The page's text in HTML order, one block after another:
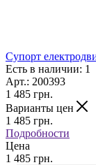
Супорт
Есть в наличии: 1
Арт.: 200393
1 485 грн.
Варианты цен
1 485 грн.
Подробности
Цена
1 485 грн.